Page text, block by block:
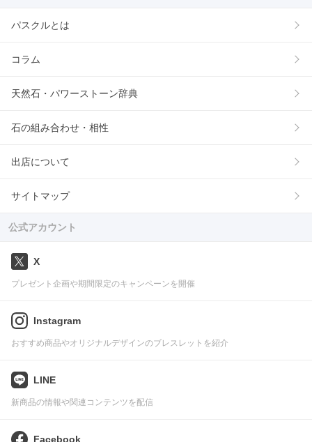
パスクルとは
コラム
天然石・パワーストーン辞典
石の組み合わせ・相性
出店について
サイトマップ
公式アカウント
X
プレゼント企画や期間限定のキャンペーンを開催
Instagram
おすすめ商品やオリジナルデザインのブレスレットを紹介
LINE
新商品の情報や関連コンテンツを配信
Facebook